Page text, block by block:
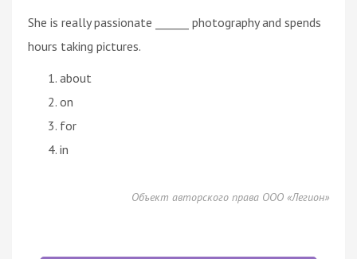
She is really passionate ______ photography and spends
hours taking pictures.
about
on
for
in
Объект авторского права ООО «Легион»